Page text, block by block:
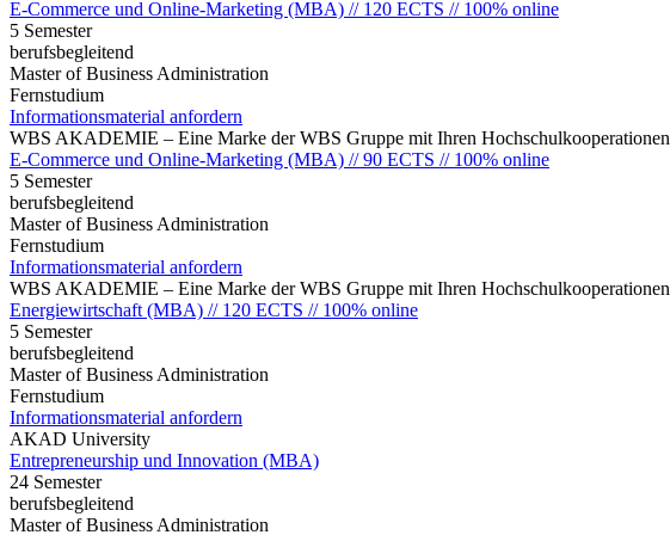
E-Commerce und Online-Marketing (MBA) // 120 ECTS // 100% online
5 Semester
berufsbegleitend
Master of Business Administration
Fernstudium
Informationsmaterial anfordern
WBS AKADEMIE – Eine Marke der WBS Gruppe mit Ihren Hochschulkooperationen
E-Commerce und Online-Marketing (MBA) // 90 ECTS // 100% online
5 Semester
berufsbegleitend
Master of Business Administration
Fernstudium
Informationsmaterial anfordern
WBS AKADEMIE – Eine Marke der WBS Gruppe mit Ihren Hochschulkooperationen
Energiewirtschaft (MBA) // 120 ECTS // 100% online
5 Semester
berufsbegleitend
Master of Business Administration
Fernstudium
Informationsmaterial anfordern
AKAD University
Entrepreneurship und Innovation (MBA)
24 Semester
berufsbegleitend
Master of Business Administration